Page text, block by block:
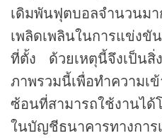
เดิมพันฟุตบอลจำนวนมา
เพลิดเพลินในการแข่งขั
ที่ตั้ง ด้วยเหตุนี้จึงเป็น
ภาพรวมนี้เพื่อทำความเ
ซ้อนที่สามารถใช้งานได้
ในบัญชีธนาคารทางการ